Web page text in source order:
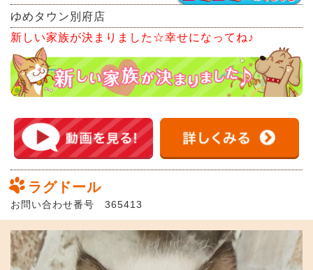
ゆめタウン別府店
新しい家族が決まりました☆幸せになってね♪
ラグドール
お問い合わせ番号 365413